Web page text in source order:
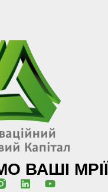
ВАШІ МРІЇ